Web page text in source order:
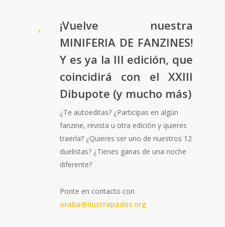
¡Vuelve nuestra
MINIFERIA DE FANZINES!
Y es ya la III edición, que
coincidirá con el XXIII
Dibupote (y mucho más)
¿Te autoeditas? ¿Participas en algún
fanzine, revista u otra edición y quieres
traerla? ¿Quieres ser uno de nuestros 12
duelistas? ¿Tienes ganas de una noche
diferente?
Ponte en contacto con
araba@ilustrapados.org